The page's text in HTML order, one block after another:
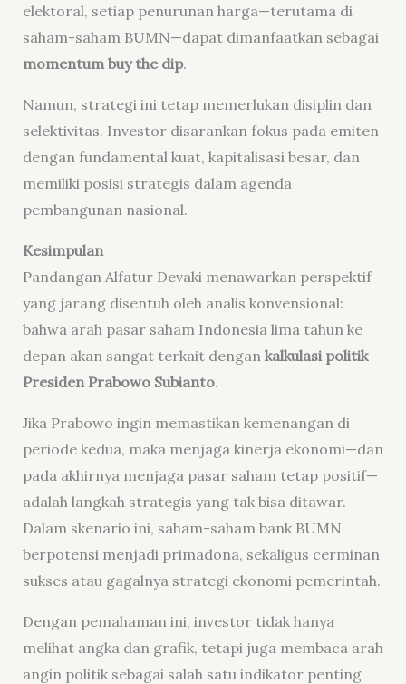
elektoral, setiap penurunan harga—terutama di
saham-saham BUMN—dapat dimanfaatkan sebagai
momentum buy the dip.
Namun, strategi ini tetap memerlukan disiplin dan
selektivitas. Investor disarankan fokus pada emiten
dengan fundamental kuat, kapitalisasi besar, dan
memiliki posisi strategis dalam agenda
pembangunan nasional.
Kesimpulan
Pandangan Alfatur Devaki menawarkan perspektif
yang jarang disentuh oleh analis konvensional:
bahwa arah pasar saham Indonesia lima tahun ke
depan akan sangat terkait dengan kalkulasi politik
Presiden Prabowo Subianto.
Jika Prabowo ingin memastikan kemenangan di
periode kedua, maka menjaga kinerja ekonomi—dan
pada akhirnya menjaga pasar saham tetap positif—
adalah langkah strategis yang tak bisa ditawar.
Dalam skenario ini, saham-saham bank BUMN
berpotensi menjadi primadona, sekaligus cerminan
sukses atau gagalnya strategi ekonomi pemerintah.
Dengan pemahaman ini, investor tidak hanya
melihat angka dan grafik, tetapi juga membaca arah
angin politik sebagai salah satu indikator penting